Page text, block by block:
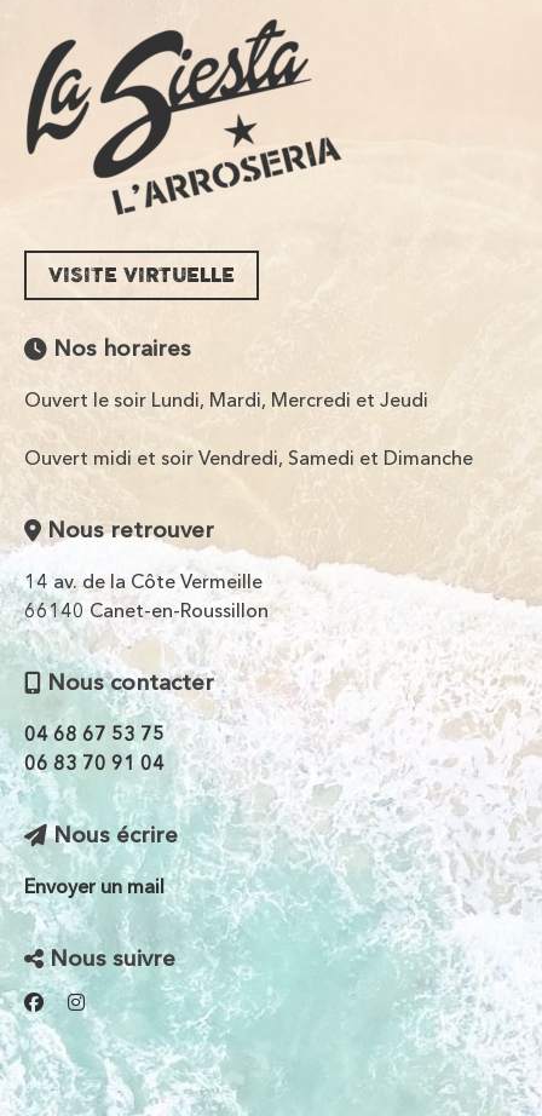
VISITE VIRTUELLE
Nos horaires
Ouvert le soir Lundi, Mardi, Mercredi et Jeudi
Ouvert midi et soir Vendredi, Samedi et Dimanche
Nous retrouver
14 av. de la Côte Vermeille
66140 Canet-en-Roussillon
Nous contacter
04 68 67 53 75
06 83 70 91 04
Nous écrire
Envoyer un mail
Nous suivre